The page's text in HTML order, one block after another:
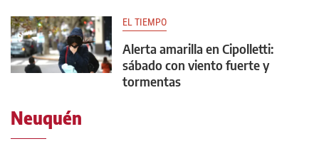
EL TIEMPO
Alerta amarilla en Cipolletti:
sábado con viento fuerte y
tormentas
Neuquén